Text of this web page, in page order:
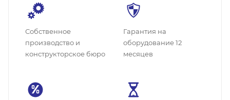
Собственное
производство и
конструкторское бюро
Гарантия на
оборудование 12
месяцев